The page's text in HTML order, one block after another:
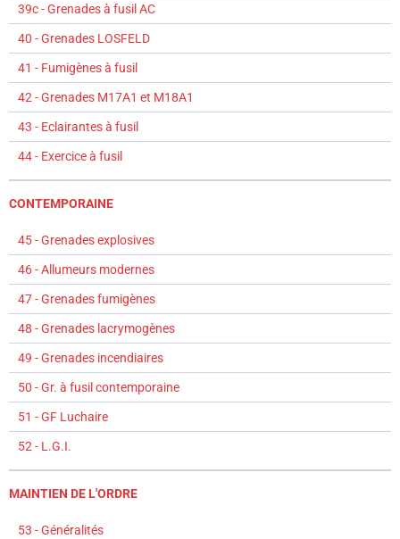
39c - Grenades à fusil AC
40 - Grenades LOSFELD
41 - Fumigènes à fusil
42 - Grenades M17A1 et M18A1
43 - Eclairantes à fusil
44 - Exercice à fusil
CONTEMPORAINE
45 - Grenades explosives
46 - Allumeurs modernes
47 - Grenades fumigènes
48 - Grenades lacrymogènes
49 - Grenades incendiaires
50 - Gr. à fusil contemporaine
51 - GF Luchaire
52 - L.G.I.
MAINTIEN DE L'ORDRE
53 - Généralités